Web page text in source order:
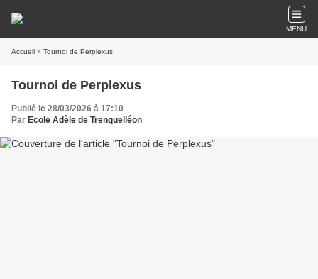
MENU
Accueil » Tournoi de Perplexus
Tournoi de Perplexus
Publié le 28/03/2026 à 17:10
Par Ecole Adèle de Trenquelléon